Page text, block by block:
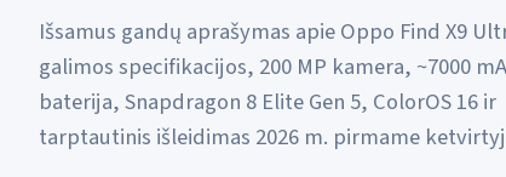
Išsamus gandų aprašymas apie Oppo Find X9
galimos specifikacijos, 200 MP kamera, ~7000
baterija, Snapdragon 8 Elite Gen 5, ColorOS 16 ir
tarptautinis išleidimas 2026 m. pirmame